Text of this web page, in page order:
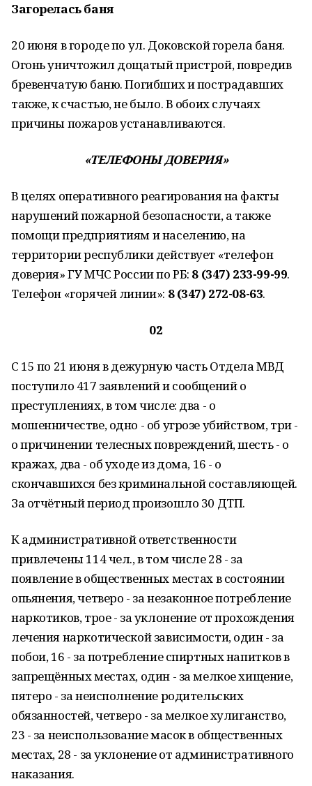
Загорелась баня
20 июня в городе по ул. Доковской горела баня.
Огонь уничтожил дощатый пристрой, повредив
бревенчатую баню. Погибших и пострадавших
также, к счастью, не было. В обоих случаях
причины пожаров устанавливаются.
«ТЕЛЕФОНЫ ДОВЕРИЯ»
В целях оперативного реагирования на факты
нарушений пожарной безопасности, а также
помощи предприятиям и населению, на
территории республики действует «телефон
доверия» ГУ МЧС России по РБ: 8 (347) 233-99-99.
Телефон «горячей линии»: 8 (347) 272-08-63.
02
С 15 по 21 июня в дежурную часть Отдела МВД
поступило 417 заявлений и сообщений о
преступлениях, в том числе: два - о
мошенничестве, одно - об угрозе убийством, три -
о причинении телесных повреждений, шесть - о
кражах, два - об уходе из дома, 16 - о
скончавшихся без криминальной составляющей.
За отчётный период произошло 30 ДТП.
К административной ответственности
привлечены 114 чел., в том числе 28 - за
появление в общественных местах в состоянии
опьянения, четверо - за незаконное потребление
наркотиков, трое - за уклонение от прохождения
лечения наркотической зависимости, один - за
побои, 16 - за потребление спиртных напитков в
запрещённых местах, один - за мелкое хищение,
пятеро - за неисполнение родительских
обязанностей, четверо - за мелкое хулиганство,
23 - за неиспользование масок в общественных
местах, 28 - за уклонение от административного
наказания.